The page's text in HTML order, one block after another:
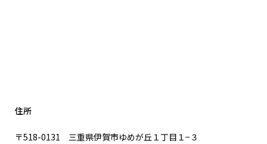
住所
〒518-0131 三重県伊賀市ゆめが丘１丁目１−３